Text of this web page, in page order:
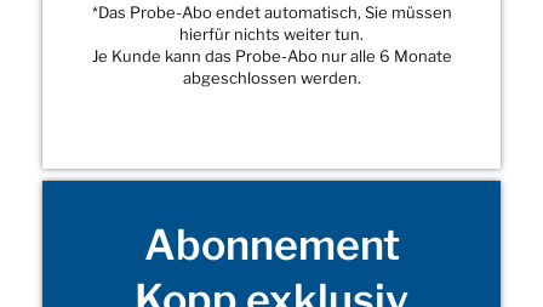
*Das Probe-Abo endet automatisch, Sie müssen
hierfür nichts weiter tun.
Je Kunde kann das Probe-Abo nur alle 6 Monate
abgeschlossen werden.
Abonnement